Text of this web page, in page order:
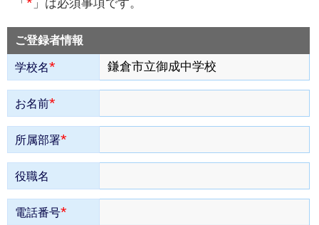
「 * 」は必須事項です。
ご登録者情報
学校名*
お名前*
所属部署*
役職名
電話番号*